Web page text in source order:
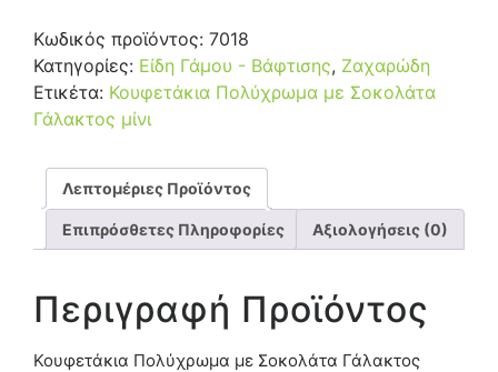
Κωδικός προϊόντος: 7018
Κατηγορίες: Είδη Γάμου - Βάφτισης, Ζαχαρώδη
Ετικέτα: Κουφετάκια Πολύχρωμα με Σοκολάτα
Γάλακτος μίνι
Λεπτομέριες Προϊόντος
Επιπρόσθετες Πληροφορίες Αξιολογήσεις (0)
Περιγραφή Προϊόντος
Κουφετάκια Πολύχρωμα με Σοκολάτα Γάλακτος